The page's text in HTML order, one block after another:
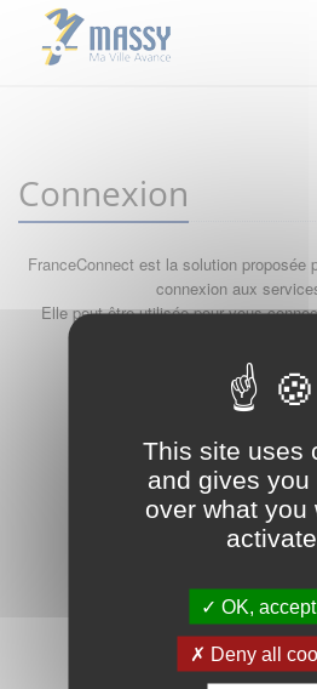
Connexion
FranceConnect est la solution proposée
connexion aux
Elle peut être utilisée pour vous
Qu'est-ce que
Mot de passe oublié ?
This site uses
and gives you
over what you
activate
OK, accept
Deny all